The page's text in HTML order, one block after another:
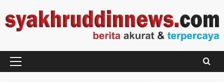
to
content
Primary